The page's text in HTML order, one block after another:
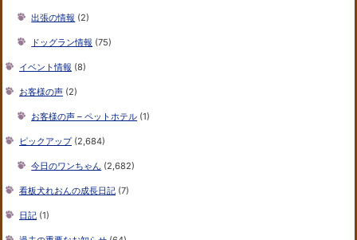
出張の情報 (2)
ドッグラン情報 (75)
イベント情報 (8)
お客様の声 (2)
お客様の声 – ペットホテル (1)
ピックアップ(2,684)
今日のワンちゃん (2,682)
看板犬れおんの成長日記 (7)
日記 (1)